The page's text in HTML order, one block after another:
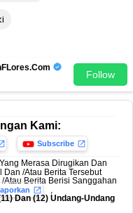
Follow
Kami:
Subscribe
Merasa Dirugikan Dan
/Atau Berita Tersebut
Atau Berita Berisi Sanggahan
,
Dan (12) Undang-Undang